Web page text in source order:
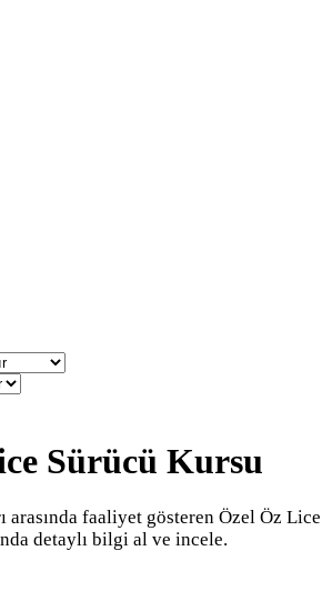
Sürücü Kursu
arasında faaliyet gösteren Özel Öz Lice
detaylı bilgi al ve incele.